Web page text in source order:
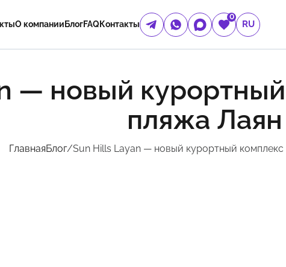
О компании БлогFAQКонтакты
0
RU
— новый
пляжа Лаян
ГлавнаяБлог/Sun Hills Layan — новый курортный комплекс